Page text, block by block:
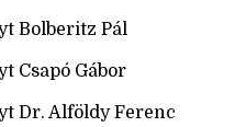
Bolberitz Pál
Csapó Gábor
Dr. Alföldy Ferenc